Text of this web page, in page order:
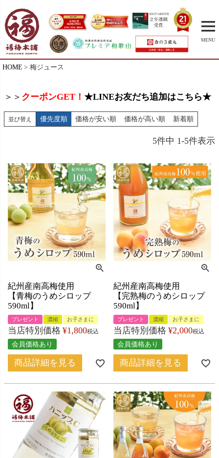
MENU
HOME 梅ジュース
＞＞ クーポンGET！ ★LINEお友だち追加はこちら★
並び替え 優先度順 価格が安い順 価格が高い順 新着順
5件中 1-5件表示
紀州産南高梅使用
【青梅のうめシロップ
590ml】
プレゼント 濃縮 お子さまに
当店特別価格 ¥1,800税込
会員価格あり
商品詳細を見る
紀州産南高梅使用
【完熟梅のうめシロップ
590ml】
プレゼント 濃縮 お子さまに
当店特別価格 ¥2,000税込
会員価格あり
商品詳細を見る